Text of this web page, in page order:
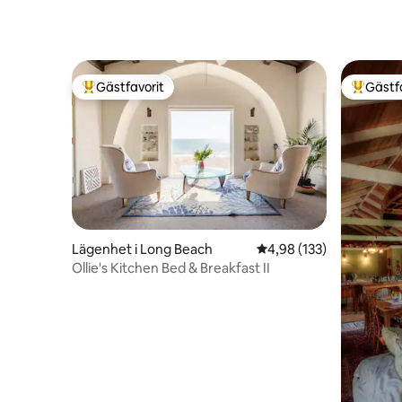
Populär gästfavorit
Gästfavorit
Lägenhet i Long Beach 4,98 av 5 i
4,98 (133)
Ollie's Kitchen Bed & Breakfast II